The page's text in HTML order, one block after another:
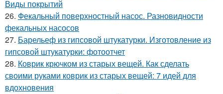
Виды покрытий
26. Фекальный поверхностный насос. Разновидности
фекальных насосов
27. Барельеф из гипсовой штукатурки. Изготовление из
гипсовой штукатурки: фотоотчет
28. Коврик крючком из старых вещей. Как сделать
своими руками коврик из старых вещей: 7 идей для
вдохновения